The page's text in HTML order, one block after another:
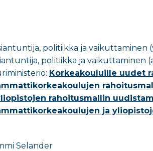
politiikka ja vaikuttaminen
politiikka ja
Korkeakouluille uudet
rahoitusmallin
ja
Selander